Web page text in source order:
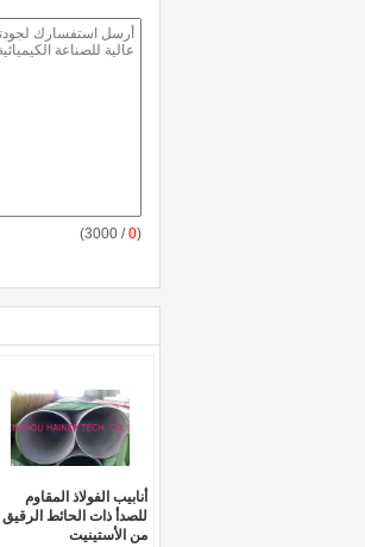
(
0
/ 3000)
أنابيب الفولاذ المقاوم
للصدأ ذات الحائط الرقيق
من الأستينيت